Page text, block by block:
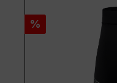
Rabatt
%